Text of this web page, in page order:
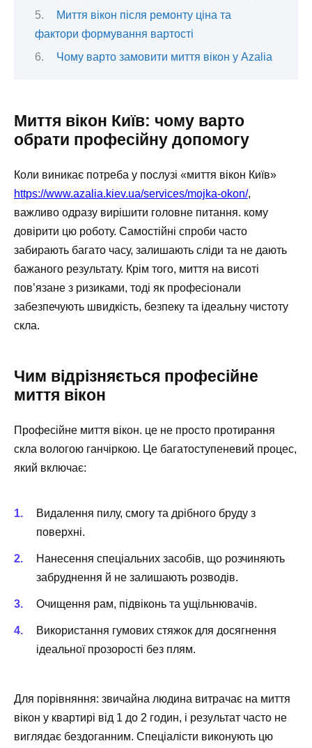
Миття вікон після ремонту ціна та
фактори формування вартості
Чому варто замовити миття вікон у Azalia
Миття вікон Київ: чому варто
обрати професійну допомогу
Коли виникає потреба у послузі «миття вікон Київ»
https://www.azalia.kiev.ua/services/mojka-okon/,
важливо одразу вирішити головне питання. кому
довірити цю роботу. Самостійні спроби часто
забирають багато часу, залишають сліди та не дають
бажаного результату. Крім того, миття на висоті
пов’язане з ризиками, тоді як професіонали
забезпечують швидкість, безпеку та ідеальну чистоту
скла.
Чим відрізняється професійне
миття вікон
Професійне миття вікон. це не просто протирання
скла вологою ганчіркою. Це багатоступеневий процес,
який включає:
Видалення пилу, смогу та дрібного бруду з
поверхні.
Нанесення спеціальних засобів, що розчиняють
забруднення й не залишають розводів.
Очищення рам, підвіконь та ущільнювачів.
Використання гумових стяжок для досягнення
ідеальної прозорості без плям.
Для порівняння: звичайна людина витрачає на миття
вікон у квартирі від 1 до 2 годин, і результат часто не
виглядає бездоганним. Спеціалісти виконують цю